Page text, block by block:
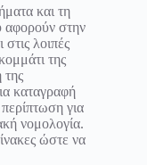
και τη
αφορούν στην
λοιπές
της
της
καταγραφή
για
νομολογία.
ώστε να